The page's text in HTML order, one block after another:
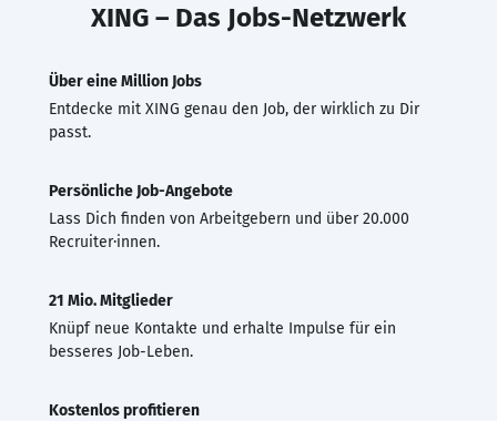
XING – Das Jobs-Netzwerk
Über eine Million Jobs
Entdecke mit XING genau den Job, der wirklich zu Dir
passt.
Persönliche Job-Angebote
Lass Dich finden von Arbeitgebern und über 20.000
Recruiter·innen.
21 Mio. Mitglieder
Knüpf neue Kontakte und erhalte Impulse für ein
besseres Job-Leben.
Kostenlos profitieren